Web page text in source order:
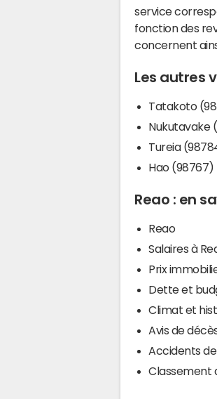
service
fonction des
concernent
Les autres
Tatakoto
Nukutavake
Tureia
Hao (98767)
Reao : en
Reao
Salaires à
Prix
Dette et
Climat et
Avis de
Accidents
Classement